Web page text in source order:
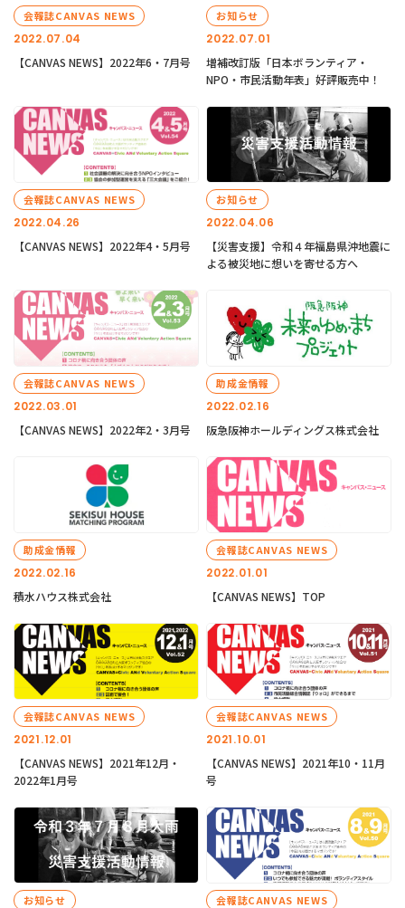
2022.07.04
会報誌CANVAS NEWS
【CANVAS NEWS】2022年6・7月号
2022.07.01
お知らせ
増補改訂版「日本ボランティア・
NPO・市民活動年表」好評販売中！
2022.04.26
会報誌CANVAS NEWS
【CANVAS NEWS】2022年4・5月号
2022.04.06
お知らせ
【災害支援】令和４年福島県沖地震に
よる被災地に想いを寄せる方へ
2022.03.01
会報誌CANVAS NEWS
【CANVAS NEWS】2022年2・3月号
2022.02.16
助成金情報
阪急阪神ホールディングス株式会社
2022.02.16
助成金情報
積水ハウス株式会社
2022.01.01
会報誌CANVAS NEWS
【CANVAS NEWS】TOP
2021.12.01
会報誌CANVAS NEWS
【CANVAS NEWS】2021年12月・
2022年1月号
2021.10.01
会報誌CANVAS NEWS
【CANVAS NEWS】2021年10・11月
号
お知らせ 会報誌CANVAS NEWS